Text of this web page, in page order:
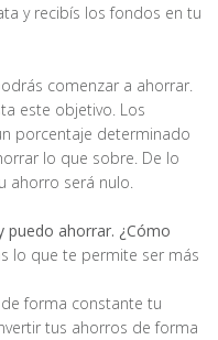
y recibís los fondos en tu
comenzar a ahorrar.
este objetivo. Los
porcentaje determinado
lo que sobre. De lo
ahorro será nulo.
puedo ahorrar. ¿Cómo
lo que te permite ser más
forma constante tu
tus ahorros de forma